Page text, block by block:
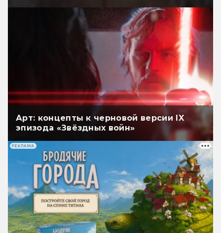
Арт: концепты к черновой версии IX
эпизода «Звёздных войн»
РЕКЛАМА